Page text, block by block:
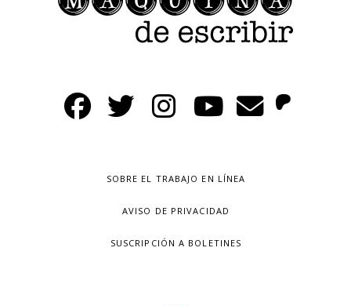
SOBRE EL TRABAJO EN LÍNEA
AVISO DE PRIVACIDAD
SUSCRIPCIÓN A BOLETINES